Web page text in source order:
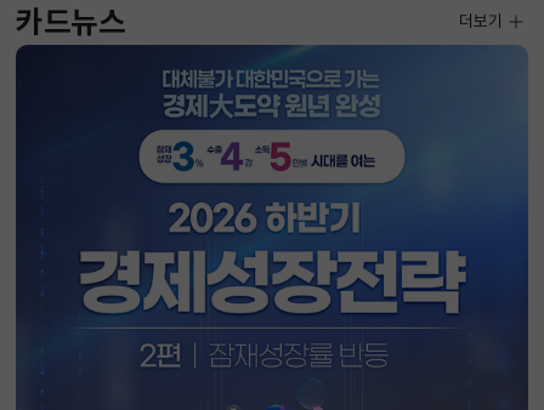
카드뉴스 더보기